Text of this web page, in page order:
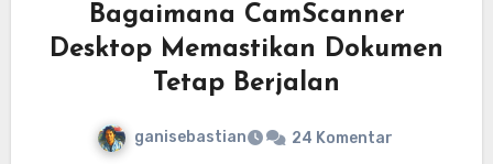
Bagaimana CamScanner
Desktop Memastikan Dokumen
Tetap Berjalan
ganisebastian 24 Komentar